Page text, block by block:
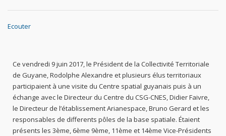
Ecouter
Ce vendredi 9 juin 2017, le Président de la Collectivité Territoriale
de Guyane, Rodolphe Alexandre et plusieurs élus territoriaux
participaient à une visite du Centre spatial guyanais puis à un
échange avec le Directeur du Centre du CSG-CNES, Didier Faivre,
le Directeur de l’établissement Arianespace, Bruno Gerard et les
responsables de differents pôles de la base spatiale. Étaient
présents les 3ème, 6ème 9ème, 11ème et 14ème Vice-Présidents